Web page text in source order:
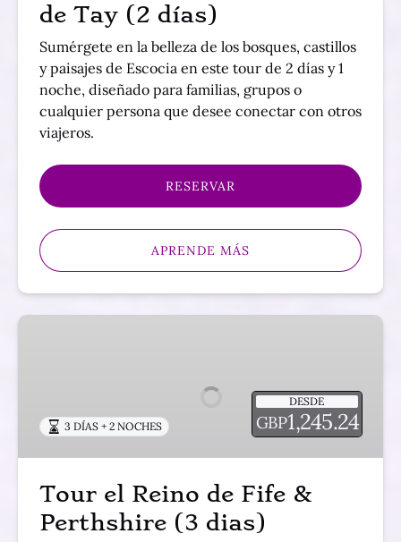
días)
de Tay (2 días)
Sumérgete en la belleza de los bosques, castillos
y paisajes de Escocia en este tour de 2 días y 1
noche, diseñado para familias, grupos o
cualquier persona que desee conectar con otros
viajeros.
RESERVAR
APRENDE MÁS
Tour
Perthshire
dias)
DESDE
GBP1,245.24
3 DÍAS + 2 NOCHES
Tour el Reino de Fife &
Perthshire (3 dias)